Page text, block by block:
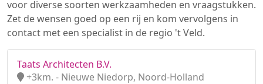
voor diverse soorten werkzaamheden en vraagstukken.
Zet de wensen goed op een rij en kom vervolgens in
contact met een specialist in de regio 't Veld.
Taats Architecten B.V.
+3km. - Nieuwe Niedorp, Noord-Holland